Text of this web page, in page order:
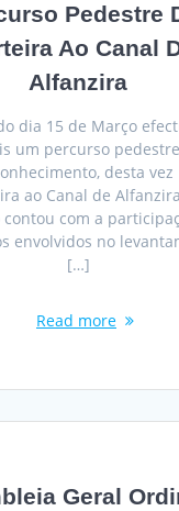
Pedestre
Ao Canal
Alfanzira
dia 15 de Março
um percurso pedestre
desta vez
ao Canal de
com a
envolvidos no
[…]
Read more
Geral